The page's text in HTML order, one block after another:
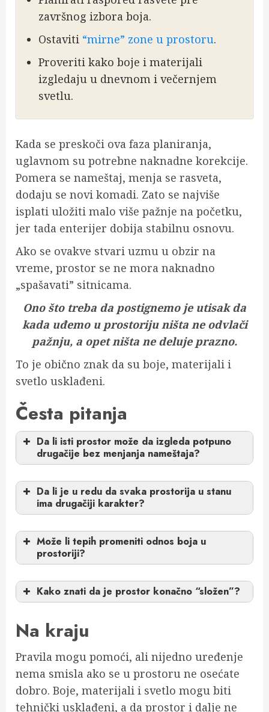
završnog izbora boja.
Ostaviti “mirne” zone u prostoru.
Proveriti kako boje i materijali
izgledaju u dnevnom i večernjem
svetlu.
Kada se preskoči ova faza planiranja,
uglavnom su potrebne naknadne korekcije.
Pomera se nameštaj, menja se rasveta,
dodaju se novi komadi. Zato se najviše
isplati uložiti malo više pažnje na početku,
jer tada enterijer dobija stabilnu osnovu.
Ako se ovakve stvari uzmu u obzir na
vreme, prostor se ne mora naknadno
„spašavati” sitnicama.
Ono što treba da postignemo je utisak da
kada uđemo u prostoriju ništa ne odvlači
pažnju, a opet ništa ne deluje prazno.
To je obično znak da su boje, materijali i
svetlo usklađeni.
Česta pitanja
Da li isti prostor može da izgleda potpuno
drugačije bez menjanja nameštaja?
Da li je u redu da svaka prostorija u stanu
ima drugačiji karakter?
Može li tepih promeniti odnos boja u
prostoriji?
Kako znati da je prostor konačno “složen”?
Na kraju
Pravila mogu pomoći, ali nijedno uređenje
nema smisla ako se u prostoru ne osećate
dobro. Boje, materijali i svetlo mogu biti
tehnički usklađeni, a da prostor i dalje ne